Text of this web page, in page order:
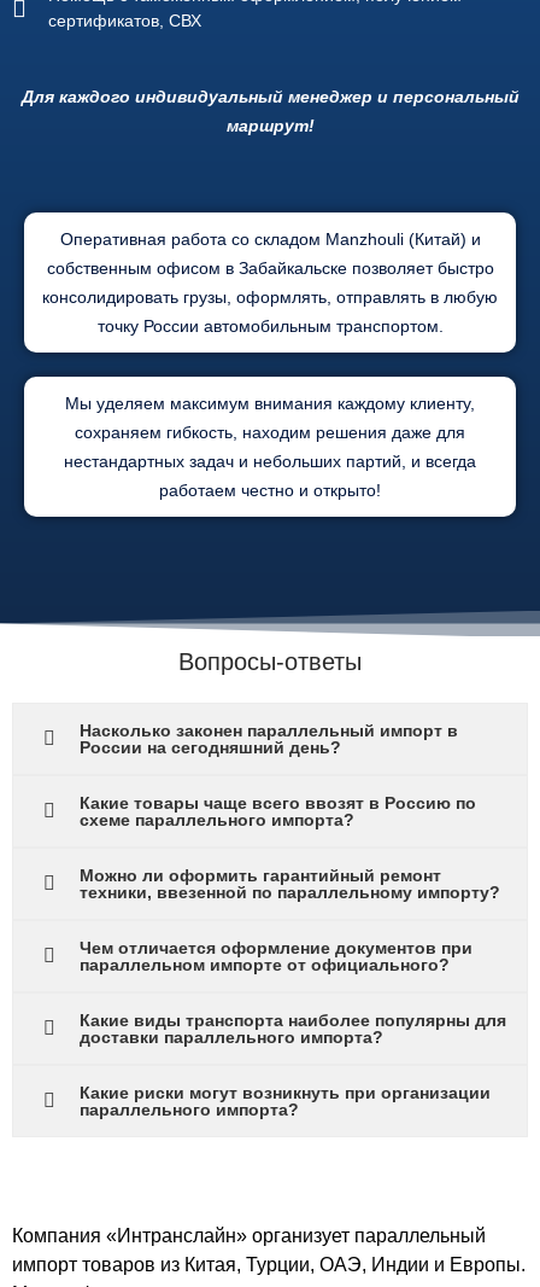
сертификатов, СВХ
Для каждого индивидуальный менеджер и персональный
маршрут!
Оперативная работа со складом Manzhouli (Китай) и
собственным офисом в Забайкальске позволяет быстро
консолидировать грузы, оформлять, отправлять в любую
точку России автомобильным транспортом.
Мы уделяем максимум внимания каждому клиенту,
сохраняем гибкость, находим решения даже для
нестандартных задач и небольших партий, и всегда
работаем честно и открыто!
Вопросы-ответы
Насколько законен параллельный импорт в
России на сегодняшний день?
Какие товары чаще всего ввозят в Россию по
схеме параллельного импорта?
Можно ли оформить гарантийный ремонт
техники, ввезенной по параллельному импорту?
Чем отличается оформление документов при
параллельном импорте от официального?
Какие виды транспорта наиболее популярны для
доставки параллельного импорта?
Какие риски могут возникнуть при организации
параллельного импорта?
Компания «Интранслайн» организует параллельный
импорт товаров из Китая, Турции, ОАЭ, Индии и Европы.